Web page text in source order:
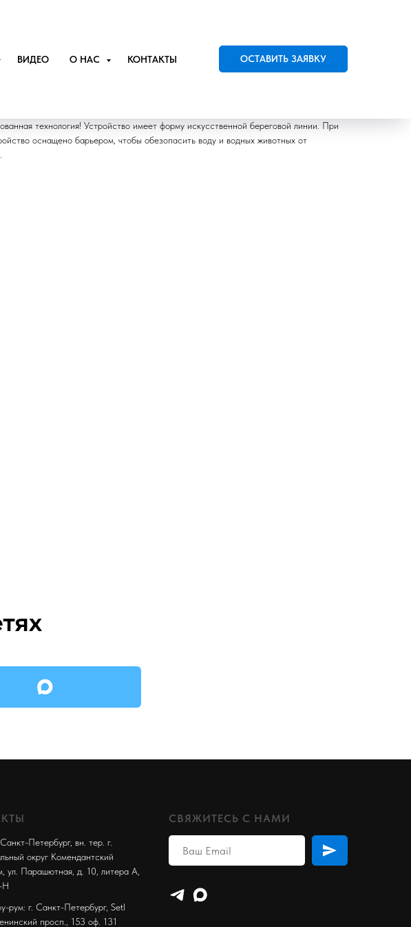
ВИДЕО О НАС КОНТАКТЫ ОСТАВИТЬ ЗАЯВКУ
технология! Устройство имеет форму искусственной береговой линии. При
оснащено барьером, чтобы обезопасить воду и водных животных от
Петербург, вн. тер. г.
округ Комендантский
ул. Парашютная, д. 10, литера А,
Н
г. Санкт-Петербург, Setl
просп., 153 оф. 131
СВЯЖИТЕСЬ С НАМИ